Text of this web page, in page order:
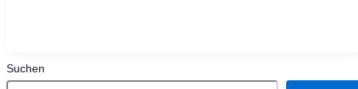
Suchen